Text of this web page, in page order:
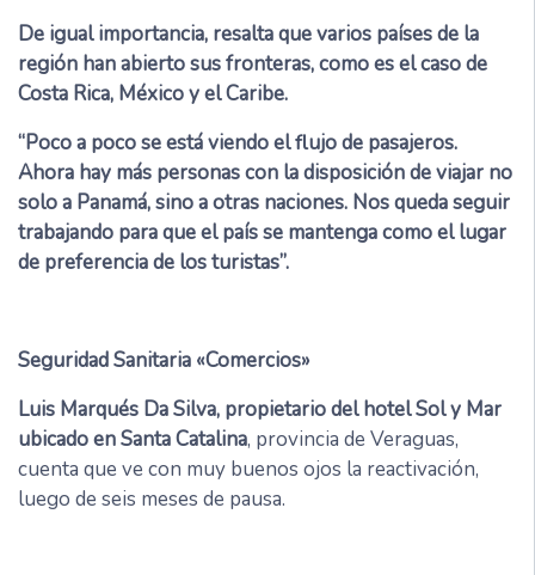
De igual importancia, resalta que varios países de la
región han abierto sus fronteras, como es el caso de
Costa Rica, México y el Caribe.
“Poco a poco se está viendo el flujo de pasajeros.
Ahora hay más personas con la disposición de viajar no
solo a Panamá, sino a otras naciones. Nos queda seguir
trabajando para que el país se mantenga como el lugar
de preferencia de los turistas”.
Seguridad Sanitaria «Comercios»
Luis Marqués Da Silva, propietario del hotel Sol y Mar
ubicado en Santa Catalina, provincia de Veraguas,
cuenta que ve con muy buenos ojos la reactivación,
luego de seis meses de pausa.